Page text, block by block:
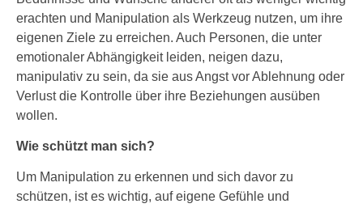
erachten und Manipulation als Werkzeug nutzen, um ihre
eigenen Ziele zu erreichen. Auch Personen, die unter
emotionaler Abhängigkeit leiden, neigen dazu,
manipulativ zu sein, da sie aus Angst vor Ablehnung oder
Verlust die Kontrolle über ihre Beziehungen ausüben
wollen.
Wie schützt man sich?
Um Manipulation zu erkennen und sich davor zu
schützen, ist es wichtig, auf eigene Gefühle und